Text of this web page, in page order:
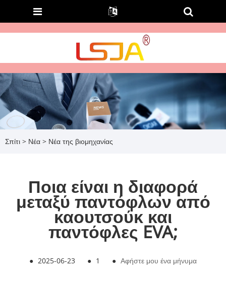
Σπίτι > Νέα > Νέα της βιομηχανίας
Ποια είναι η διαφορά
μεταξύ παντόφλων από
καουτσούκ και
παντόφλες EVA;
● 2025-06-23 ● 1 ● Αφήστε μου ένα μήνυμα